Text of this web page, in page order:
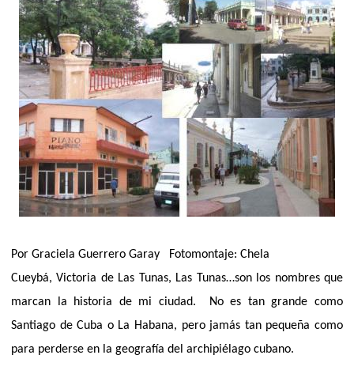
Por Graciela Guerrero Garay
Fotomontaje: Chela
Cueybá, Victoria de Las Tunas, Las Tunas…son los nombres que
marcan la historia de mi ciudad.
No es tan grande como
Santiago de Cuba o La Habana, pero jamás tan pequeña como
para perderse en la geografía del archipiélago cubano.